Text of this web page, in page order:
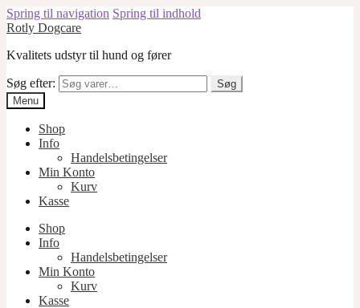
Spring til navigation Spring til indhold
Rotly Dogcare
Kvalitets udstyr til hund og fører
Søg efter:
Søg
Menu
Shop
Info
Handelsbetingelser
Min Konto
Kurv
Kasse
Shop
Info
Handelsbetingelser
Min Konto
Kurv
Kasse